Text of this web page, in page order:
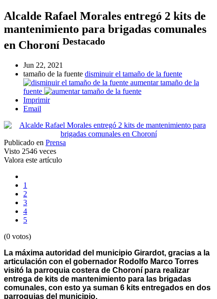
Alcalde Rafael Morales entregó 2 kits de
mantenimiento para brigadas comunales
en Choroní Destacado
Jun 22, 2021
tamaño de la fuente disminuir el tamaño de la fuente
aumentar tamaño de la
fuente
Imprimir
Email
Publicado en Prensa
Visto 2546 veces
Valora este artículo
1
2
3
4
5
(0 votos)
La máxima autoridad del municipio Girardot, gracias a la
articulación con el gobernador Rodolfo Marco Torres
visitó la parroquia costera de Choroní para realizar
entrega de kits de mantenimiento para las brigadas
comunales, con esto ya suman 6 kits entregados en dos
parroquias del municipio.